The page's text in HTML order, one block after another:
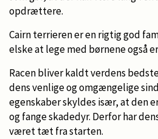
opdrættere.
Cairn terrieren er en rigtig god
elske at lege med børnene også
Racen bliver kaldt verdens
dens venlige og omgængelige
egenskaber skyldes især, at den
og fange skadedyr. Derfor har
været tæt fra starten.